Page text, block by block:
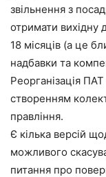
звільнення з
отримати вихідну
18 місяців (а це
надбавки та
Реорганізація
створенням
правління.
Є кілька версій
можливого
питання про